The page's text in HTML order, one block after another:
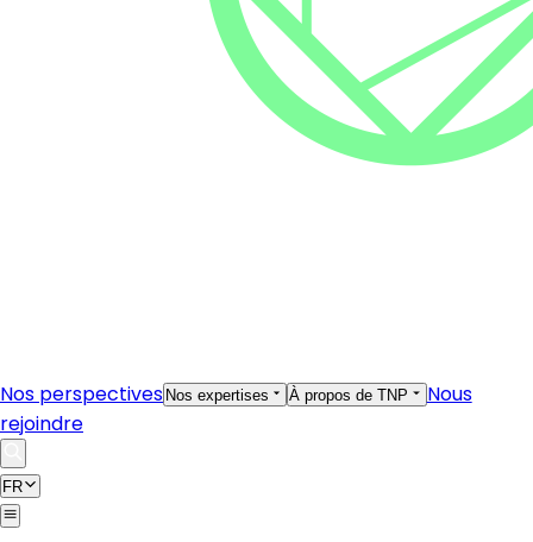
Nos perspectives Nos expertises À propos de TNP
Nous
rejoindre
FR